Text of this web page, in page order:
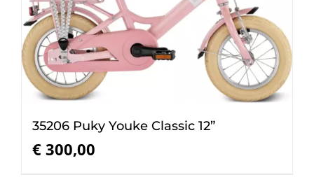
35206 Puky Youke Classic 12”
€ 300,00